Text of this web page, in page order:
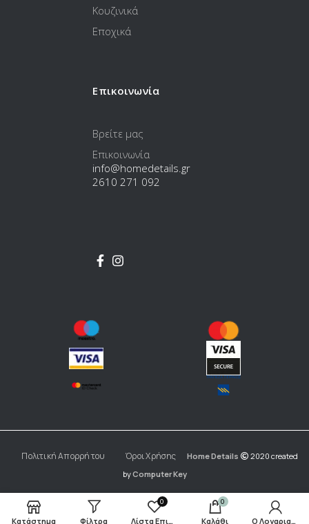
Κουζινικά
Εποχικά
Επικοινωνία
Βρείτε μας
Επικοινωνία
info@homedetails.gr
2610 271 092
Πολιτική Απορρήτου Όροι Χρήσης Home Details
2020 created
byComputer Key
Κατάστημα Φίλτρα
0
Λίστα Επιθυμιών
0
Καλάθι Ο Λογαριασμός μου